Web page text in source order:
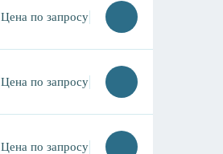
Цена по запросу
Цена по запросу
Цена по запросу